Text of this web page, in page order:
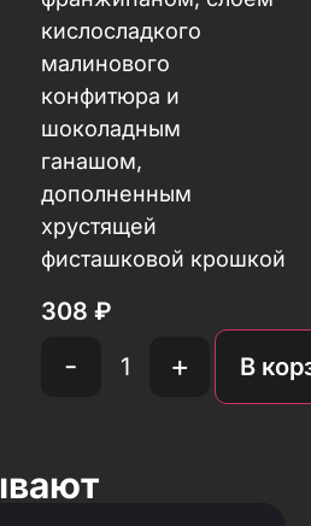
кислосладкого
малинового
конфитюра и
шоколадным
ганашом,
дополненным
хрустящей
фисташковой крошкой
308 ₽
- + В